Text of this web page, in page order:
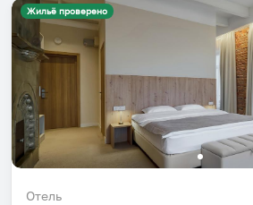
Жильё проверено
Отель